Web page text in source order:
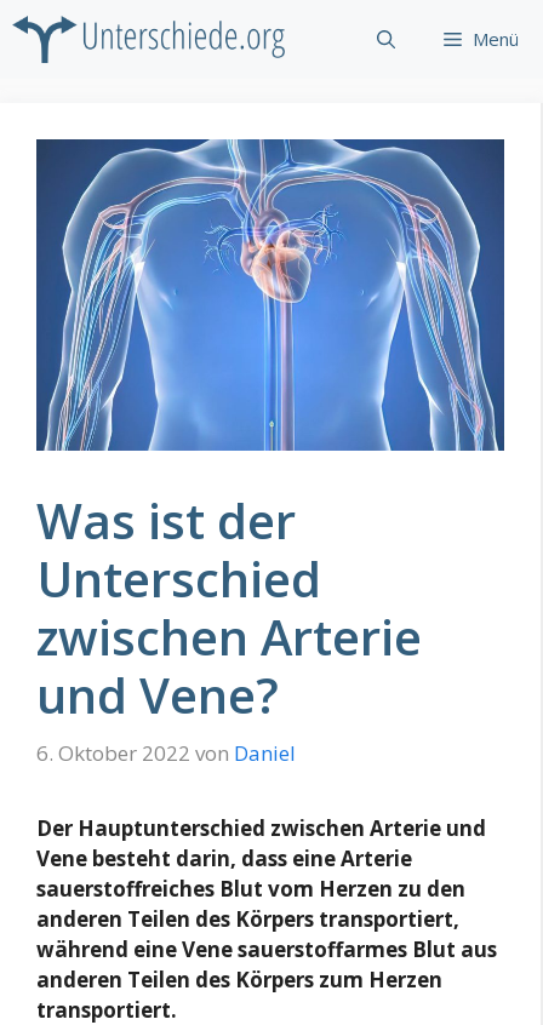
Zum
Inhalt
Menü
Was ist der
Unterschied
zwischen Arterie
und Vene?
6. Oktober 2022 von Daniel
Der Hauptunterschied zwischen Arterie und
Vene besteht darin, dass eine Arterie
sauerstoffreiches Blut vom Herzen zu den
anderen Teilen des Körpers transportiert,
während eine Vene sauerstoffarmes Blut aus
anderen Teilen des Körpers zum Herzen
transportiert.